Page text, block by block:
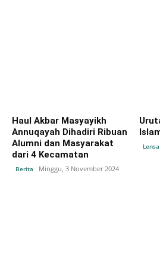
Haul Akbar Masyayikh
Annuqayah Dihadiri Ribuan
Alumni dan Masyarakat
dari 4 Kecamatan
Berita Minggu, 3 November 2024